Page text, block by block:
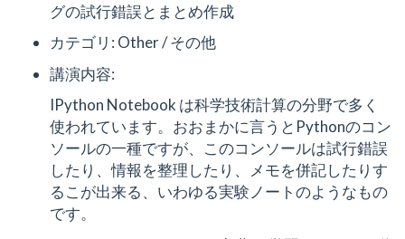
グの試行錯誤とまとめ作成
カテゴリ: Other / その他
講演内容:
IPython Notebook は科学技術計算の分野で多く
使われています。おおまかに言うとPythonのコン
ソールの一種ですが、このコンソールは試行錯誤
したり、情報を整理したり、メモを併記したりす
るこが出来る、いわゆる実験ノートのようなもの
です。